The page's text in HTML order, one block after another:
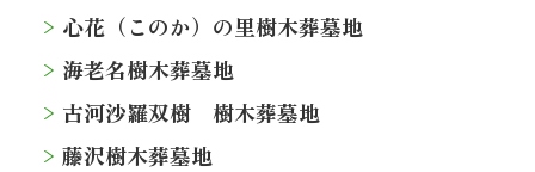
心花（このか）の里樹木葬墓地
海老名樹木葬墓地
古河沙羅双樹 樹木葬墓地
藤沢樹木葬墓地